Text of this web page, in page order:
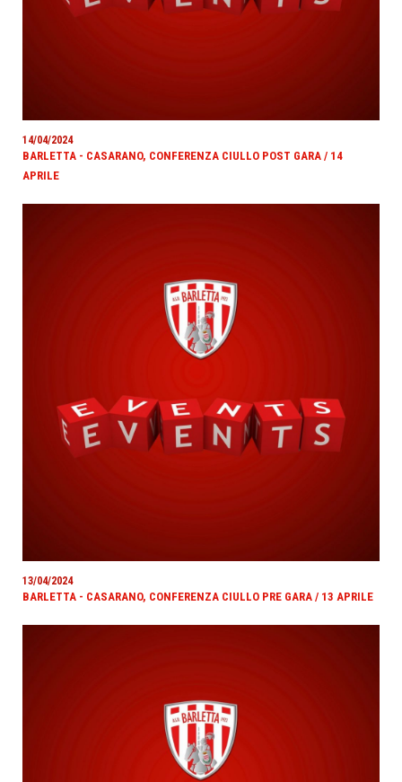
14/04/2024
BARLETTA - CASARANO, CONFERENZA CIULLO POST GARA / 14
APRILE
13/04/2024
BARLETTA - CASARANO, CONFERENZA CIULLO PRE GARA / 13 APRILE